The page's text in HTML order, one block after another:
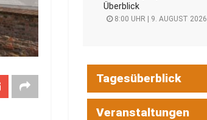
Überblick
8:00 UHR | 9. AUGUST 2026
Tagesüberblick
Veranstaltungen